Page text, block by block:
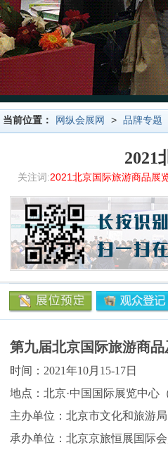
当前位置： 网纵会展网 > 品牌专题
2021
关注词:2021北京国际旅游商品展
第九届北京国际旅游商
时间：2021年10月15-17日
地点：北京·中国国际展览中心
主办单位：北京市文化和旅游局
承办单位：北京京旅恒展国际